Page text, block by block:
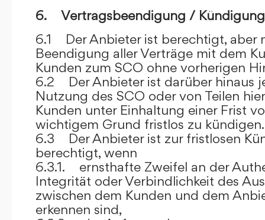
6. Vertragsbeendigung / Kündigung
6.1 Der Anbieter ist berechtigt, aber
Beendigung aller Verträge mit dem
Kunden zum SCO ohne vorherigen
6.2 Der Anbieter ist darüber hinaus
Nutzung des SCO oder von Teilen
Kunden unter Einhaltung einer Frist
wichtigem Grund fristlos zu kündigen.
6.3 Der Anbieter ist zur fristlosen
berechtigt, wenn
6.3.1. ernsthafte Zweifel an der
Integrität oder Verbindlichkeit des
zwischen dem Kunden und dem
erkennen sind,